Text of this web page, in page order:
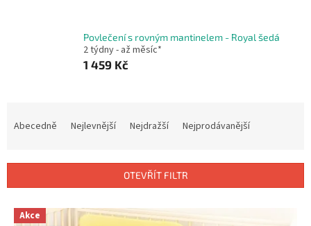
Povlečení s rovným mantinelem - Royal šedá
2 týdny - až měsíc*
1 459 Kč
í
Abecedně Nejlevnější Nejdražší Nejprodávanější
OTEVŘÍT FILTR
V Akce